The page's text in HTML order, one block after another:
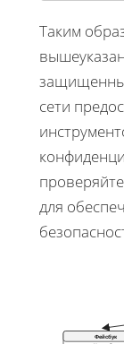
Таким
сети
для
Фейсбук